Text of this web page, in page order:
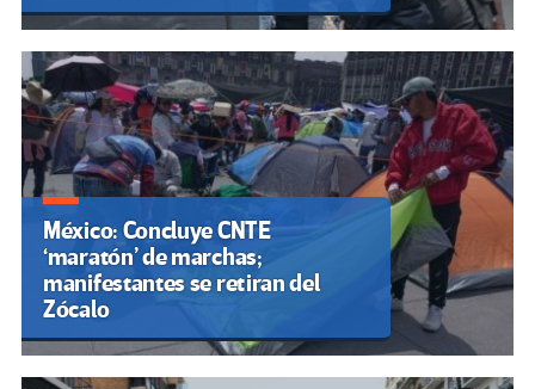
México: Concluye CNTE
‘maratón’ de marchas;
manifestantes se retiran del
Zócalo